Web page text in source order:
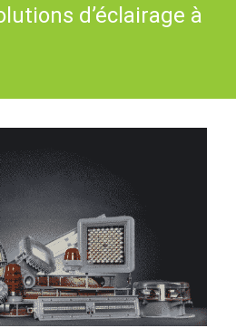
d’éclairage à